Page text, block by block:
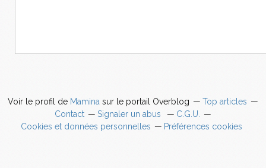
Voir le profil de Mamina sur le portail Overblog
Top articles
Contact
Signaler un abus
C.G.U.
Cookies et données personnelles
Préférences cookies